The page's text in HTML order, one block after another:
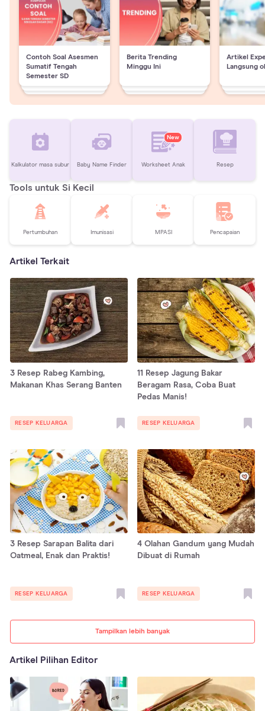
Contoh Soal Asesmen
Sumatif Tengah
Semester SD
Berita Trending
Minggu Ini
Artikel
Langsung
Kalkulator masa subur Baby Name Finder
New
Worksheet Anak Resep
Tools untuk Si Kecil
Pertumbuhan Imunisasi MPASI Pencapaian
Artikel Terkait
Tampilkan lebih banyak
3 Resep Rabeg Kambing,
Makanan Khas Serang Banten
RESEP KELUARGA
11 Resep Jagung Bakar
Beragam Rasa, Coba Buat
Pedas Manis!
RESEP KELUARGA
3 Resep Sarapan Balita dari
Oatmeal, Enak dan Praktis!
RESEP KELUARGA
4 Olahan Gandum yang Mudah
Dibuat di Rumah
RESEP KELUARGA
Artikel Pilihan Editor